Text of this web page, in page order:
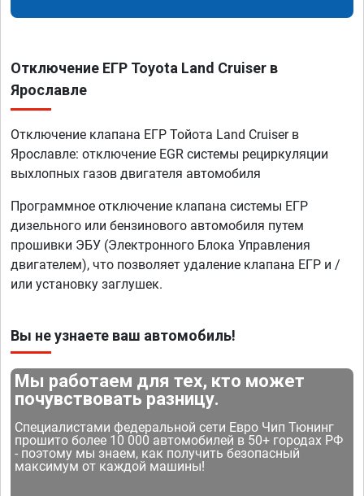
Отключение ЕГР Toyota Land Cruiser в
Ярославле
Отключение клапана ЕГР Тойота Land Cruiser в
Ярославле: отключение EGR системы рециркуляции
выхлопных газов двигателя автомобиля
Программное отключение клапана системы ЕГР
дизельного или бензинового автомобиля путем
прошивки ЭБУ (Электронного Блока Управления
двигателем), что позволяет удаление клапана ЕГР и /
или установку заглушек.
Вы не узнаете ваш автомобиль!
Мы работаем для тех, кто может
почувствовать разницу.
Специалистами федеральной сети Евро Чип Тюнинг
прошито более 10 000 автомобилей в 50+ городах РФ
- поэтому мы знаем, как получить безопасный
максимум от каждой машины!